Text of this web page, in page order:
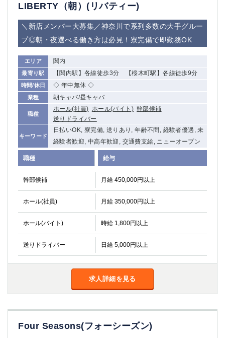
LIBERTY（朝）(リバティー)
＼新店メンバー大募集／神奈川で系列多数の大手グルー
プ◎朝・夜選べる働き方は必見！寮完備で即勤務OK
エリア 関内
最寄り駅 【関内駅】各線徒歩3分 【桜木町駅】各線徒歩9分
時間/休日 ◇ 年中無休 ◇
業種 朝キャバ/昼キャバ
職種
ホール(社員) ホール(バイト) 幹部候補
送りドライバー
キーワード
日払いOK, 寮完備, 送りあり, 年齢不問, 経験者優遇, 未
経験者歓迎, 中高年歓迎, 交通費支給, ニューオープン
職種 給与
幹部候補 月給 450,000円以上
ホール(社員) 月給 350,000円以上
ホール(バイト) 時給 1,800円以上
送りドライバー 日給 5,000円以上
求人詳細を見る
Four Seasons(フォーシーズン)